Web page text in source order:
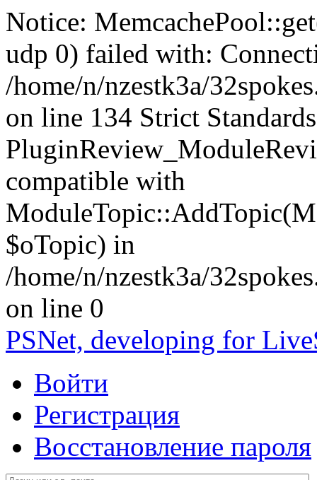
Notice:
udp 0) failed with:
/home/n/nzestk3a/
on line 134 Strict
compatible with
$oTopic) in
/home/n/nzestk3a/
on line 0
PSNet, developing for
Войти
Регистрация
Восстановление пароля